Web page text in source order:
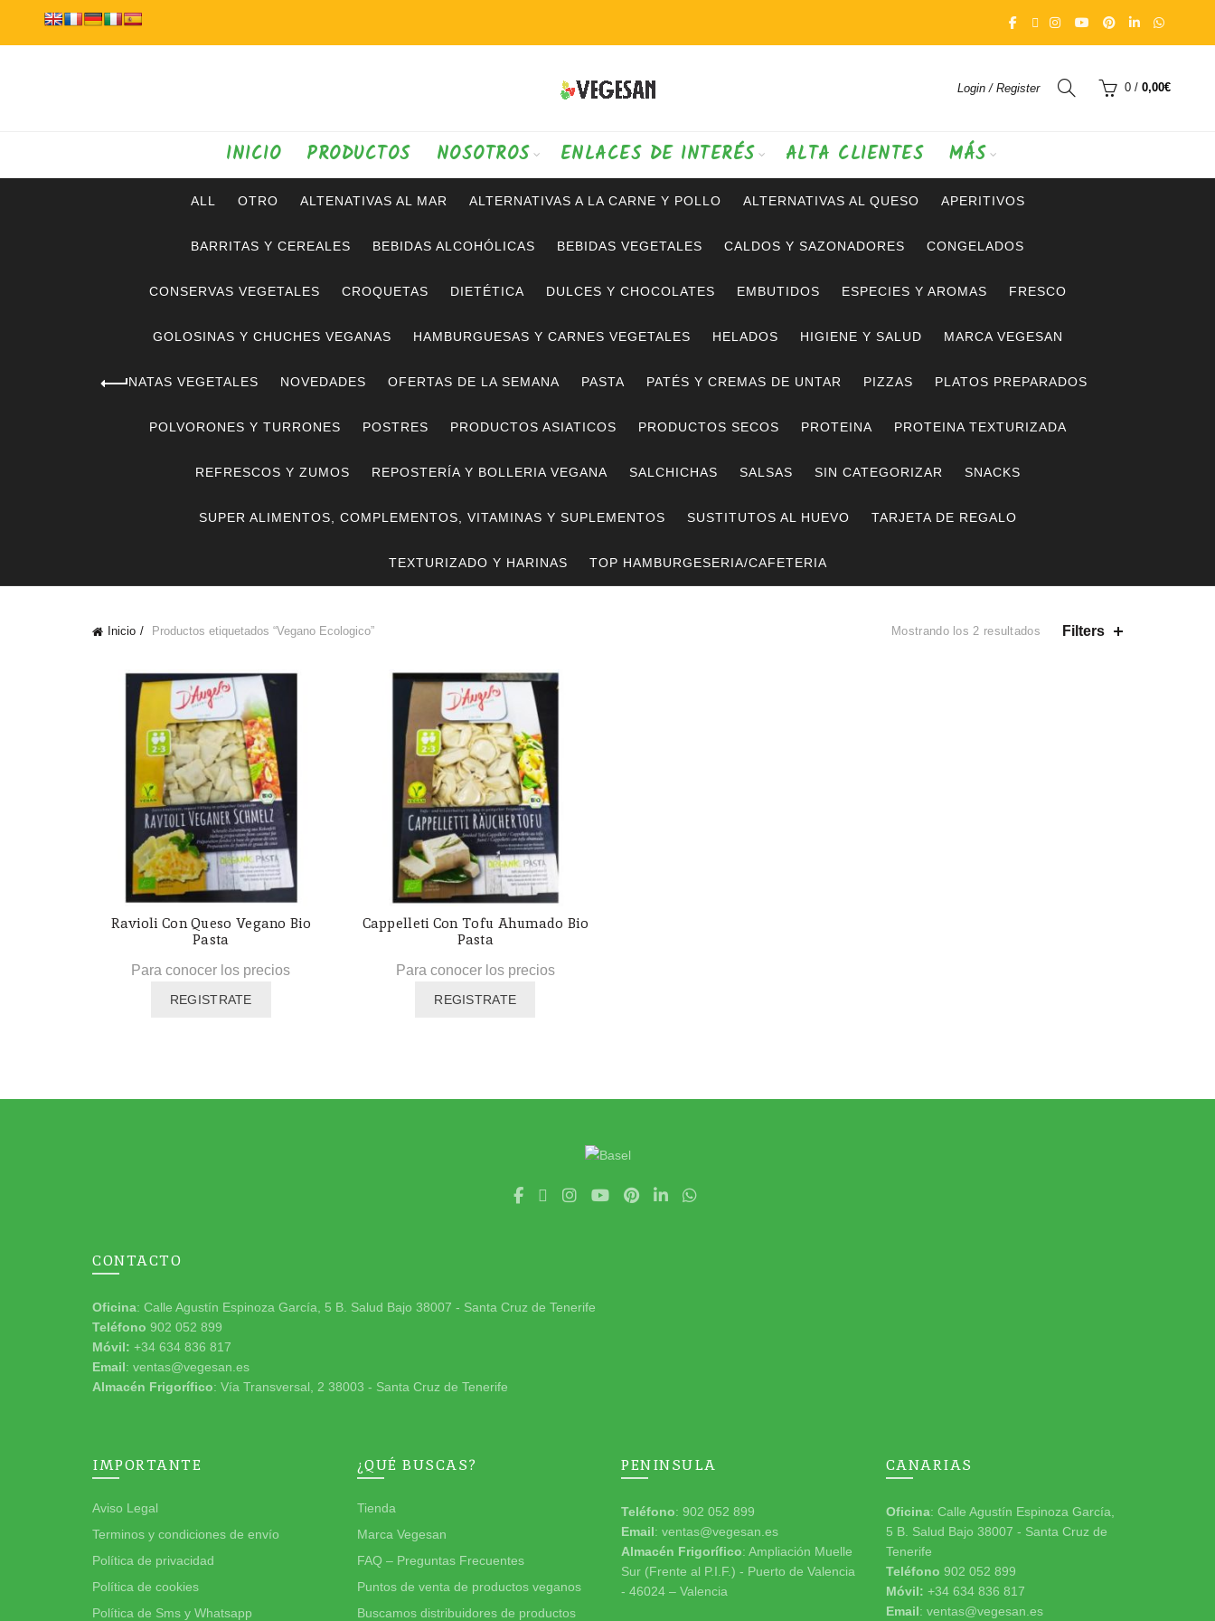
Login / Register 0 / 0,00€
INICIO PRODUCTOS NOSOTROS ENLACES DE INTERÉS ALTA CLIENTES MÁS
ALL OTRO ALTENATIVAS AL MAR ALTERNATIVAS A LA CARNE Y POLLO ALTERNATIVAS AL QUESO APERITIVOS
BARRITAS Y CEREALES BEBIDAS ALCOHÓLICAS BEBIDAS VEGETALES CALDOS Y SAZONADORES CONGELADOS
CONSERVAS VEGETALES CROQUETAS DIETÉTICA DULCES Y CHOCOLATES EMBUTIDOS ESPECIES Y AROMAS FRESCO
GOLOSINAS Y CHUCHES VEGANAS HAMBURGUESAS Y CARNES VEGETALES HELADOS HIGIENE Y SALUD MARCA VEGESAN
NATAS VEGETALES NOVEDADES OFERTAS DE LA SEMANA PASTA PATÉS Y CREMAS DE UNTAR PIZZAS PLATOS PREPARADOS
POLVORONES Y TURRONES POSTRES PRODUCTOS ASIATICOS PRODUCTOS SECOS PROTEINA PROTEINA TEXTURIZADA
REFRESCOS Y ZUMOS REPOSTERÍA Y BOLLERIA VEGANA SALCHICHAS SALSAS SIN CATEGORIZAR SNACKS
SUPER ALIMENTOS, COMPLEMENTOS, VITAMINAS Y SUPLEMENTOS SUSTITUTOS AL HUEVO TARJETA DE REGALO
TEXTURIZADO Y HARINAS TOP HAMBURGESERIA/CAFETERIA
Inicio Productos etiquetados “Vegano Ecologico” Mostrando los 2 resultados Ordenado
Filters
Ravioli Con Queso Vegano Bio
Pasta
Para conocer los precios
REGISTRATE
Cappelleti Con Tofu Ahumado Bio
Pasta
Para conocer los precios
REGISTRATE
CONTACTO
Oficina: Calle Agustín Espinoza García, 5 B. Salud Bajo 38007 - Santa Cruz de Tenerife
Teléfono 902 052 899
Móvil: +34 634 836 817
Email: ventas@vegesan.es
Almacén Frigorífico: Vía Transversal, 2 38003 - Santa Cruz de Tenerife
IMPORTANTE
Aviso Legal
Terminos y condiciones de envío
Política de privacidad
Política de cookies
Política de Sms y Whatsapp
¿QUÉ BUSCAS?
Tienda
Marca Vegesan
FAQ – Preguntas Frecuentes
Puntos de venta de productos veganos
Buscamos distribuidores de productos
PENINSULA
Teléfono: 902 052 899
Email: ventas@vegesan.es
Almacén Frigorífico: Ampliación Muelle
Sur (Frente al P.I.F.) - Puerto de Valencia
- 46024 – Valencia
CANARIAS
Oficina: Calle Agustín Espinoza García,
5 B. Salud Bajo 38007 - Santa Cruz de
Tenerife
Teléfono 902 052 899
Móvil: +34 634 836 817
Email: ventas@vegesan.es